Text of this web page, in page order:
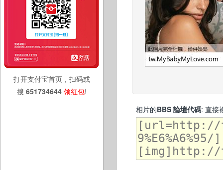
打开支付宝首页，扫码或
搜 651734644 领红包!
相片的BBS 論壇代碼: 直接